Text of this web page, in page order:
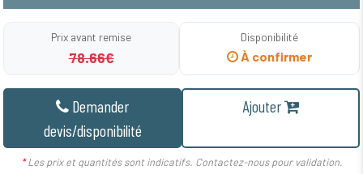
Prix avant remise
78.66€
Disponibilité
À confirmer
Demander
devis/disponibilité
Ajouter
*Les prix et quantités sont indicatifs. Contactez-nous pour validation.